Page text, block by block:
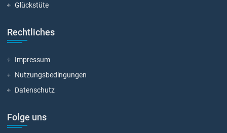
Glückstüte
Rechtliches
Impressum
Nutzungsbedingungen
Datenschutz
Folge uns